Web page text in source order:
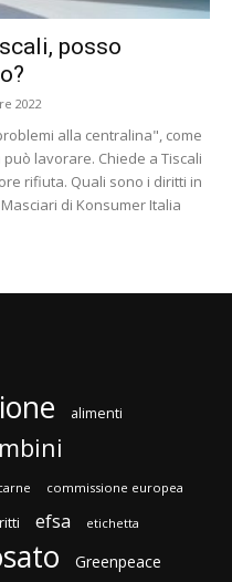
posso
2022
alla centralina", come
lavorare. Chiede a Tiscali
rifiuta. Quali sono i diritti in
di Konsumer Italia
alimenti
commissione europea
efsa etichetta
Greenpeace